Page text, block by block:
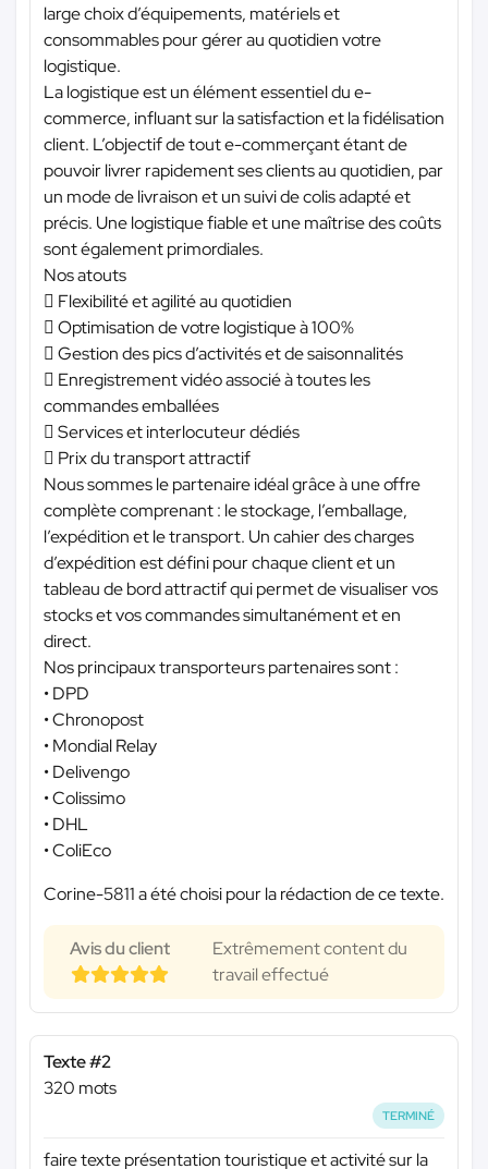
large choix d’équipements, matériels et
consommables pour gérer au quotidien votre
logistique.
La logistique est un élément essentiel du e-
commerce, influant sur la satisfaction et la fidélisation
client. L’objectif de tout e-commerçant étant de
pouvoir livrer rapidement ses clients au quotidien, par
un mode de livraison et un suivi de colis adapté et
précis. Une logistique fiable et une maîtrise des coûts
sont également primordiales.
Nos atouts
 Flexibilité et agilité au quotidien
 Optimisation de votre logistique à 100%
 Gestion des pics d’activités et de saisonnalités
 Enregistrement vidéo associé à toutes les
commandes emballées
 Services et interlocuteur dédiés
 Prix du transport attractif
Nous sommes le partenaire idéal grâce à une offre
complète comprenant : le stockage, l’emballage,
l’expédition et le transport. Un cahier des charges
d’expédition est défini pour chaque client et un
tableau de bord attractif qui permet de visualiser vos
stocks et vos commandes simultanément et en
direct.
Nos principaux transporteurs partenaires sont :
• DPD
• Chronopost
• Mondial Relay
• Delivengo
• Colissimo
• DHL
• ColiEco
Corine-5811 a été choisi pour la rédaction de ce texte.
Avis du client
Extrêmement content du
travail effectué
Texte #2
320 mots
TERMINÉ
faire texte présentation touristique et activité sur la